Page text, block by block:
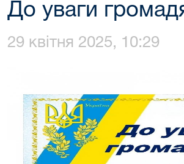
До уваги
29 квітня 2025, 10:29